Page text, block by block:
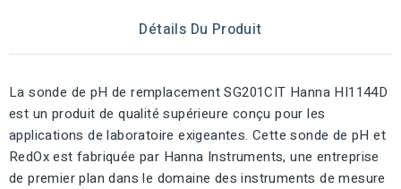
Détails Du Produit
La sonde de pH de remplacement SG201CIT Hanna HI1144D
est un produit de qualité supérieure conçu pour les
applications de laboratoire exigeantes. Cette sonde de pH et
RedOx est fabriquée par Hanna Instruments, une entreprise
de premier plan dans le domaine des instruments de mesure